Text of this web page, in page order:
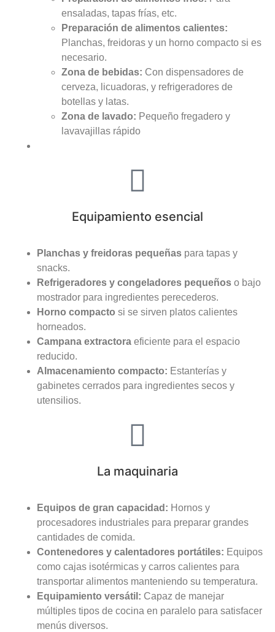
ensaladas, tapas frías, etc.
Preparación de alimentos calientes:
Planchas, freidoras y un horno compacto si es
necesario.
Zona de bebidas: Con dispensadores de
cerveza, licuadoras, y refrigeradores de
botellas y latas.
Zona de lavado: Pequeño fregadero y
lavavajillas rápido
Equipamiento esencial
Planchas y freidoras pequeñas para tapas y
snacks.
Refrigeradores y congeladores pequeños o bajo
mostrador para ingredientes perecederos.
Horno compacto si se sirven platos calientes
horneados.
Campana extractora eficiente para el espacio
reducido.
Almacenamiento compacto: Estanterías y
gabinetes cerrados para ingredientes secos y
utensilios.
La maquinaria
Equipos de gran capacidad: Hornos y
procesadores industriales para preparar grandes
cantidades de comida.
Contenedores y calentadores portátiles: Equipos
como cajas isotérmicas y carros calientes para
transportar alimentos manteniendo su temperatura.
Equipamiento versátil: Capaz de manejar
múltiples tipos de cocina en paralelo para satisfacer
menús diversos.